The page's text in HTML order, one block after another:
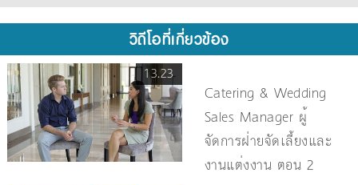
วิดีโอที่เกี่ยวข้อง
13.23
Catering & Wedding
Sales Manager ผู้
จัดการฝ่ายจัดเลี้ยงและ
งานแต่งงาน ตอน 2